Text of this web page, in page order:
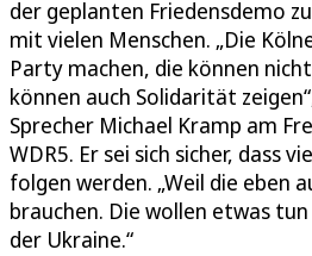
der geplanten Friedensdemo
mit vielen Menschen. „Die
Party machen, die können
können auch Solidarität
Sprecher Michael Kramp am
WDR5. Er sei sich sicher, dass
folgen werden. „Weil die eben
brauchen. Die wollen etwas
der Ukraine.“